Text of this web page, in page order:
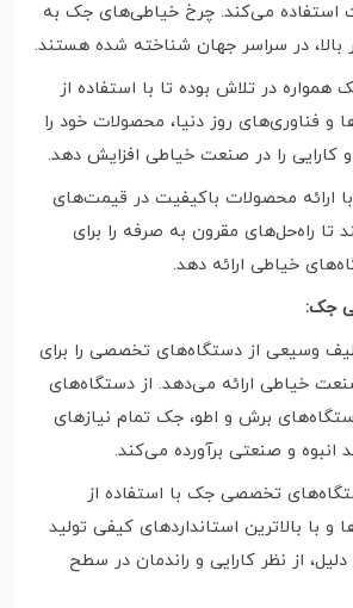
استفاده می‌کند. چرخ خیاطی‌های جک به
بالا، در سراسر جهان شناخته شده هستند.
همواره در تلاش بوده تا با استفاده از
و فناوری‌های روز دنیا، محصولات خود را
و کارایی را در صنعت خیاطی افزایش دهد.
ارائه محصولات باکیفیت در قیمت‌های
راه‌حل‌های مقرون به صرفه را برای
خیاطی ارائه دهد.
جک:
وسیعی از دستگاه‌های تخصصی را برای
خیاطی ارائه می‌دهد. از دستگاه‌های
برش و اطو، جک تمام نیازهای
انبوه و صنعتی برآورده می‌کند.
تخصصی جک با استفاده از
و با بالاترین استانداردهای کیفی تولید
از نظر کارایی و راندمان در سطح